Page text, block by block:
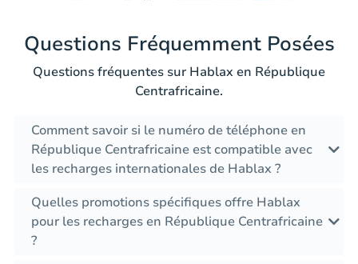
Questions Fréquemment Posées
Questions fréquentes sur Hablax en République
Centrafricaine.
Comment savoir si le numéro de téléphone en
République Centrafricaine est compatible avec
les recharges internationales de Hablax ?
Quelles promotions spécifiques offre Hablax
pour les recharges en République Centrafricaine
?